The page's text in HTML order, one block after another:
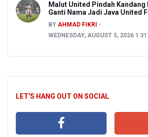
Malut United Pindah Kandang
Ganti Nama Jadi Java United
BY AHMAD FIKRI
WEDNESDAY, AUGUST 5, 2026
LET'S HANG OUT ON SOCIAL